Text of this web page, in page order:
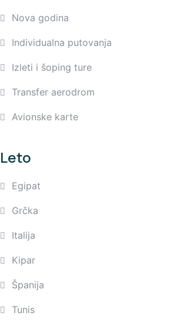
Nova godina
Individualna putovanja
Izleti i šoping ture
Transfer aerodrom
Avionske karte
Leto
Egipat
Grčka
Italija
Kipar
Španija
Tunis